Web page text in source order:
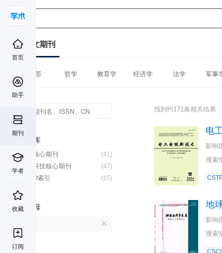
首页
助手
期刊
学者
收藏
订阅
中文期刊
全部 哲学 教育学 经济学 法学 军事
数据库
(41)
北大核心期刊
(47)
中国科技核心期刊
(15)
CSCD索引
首字母
找到约171条相关结果
电
影响
搜索
地
影响
搜索